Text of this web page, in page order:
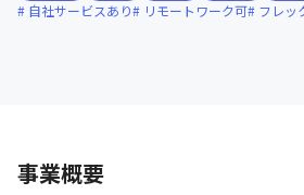
自社サービスあり
リモートワーク可 フレッ
事業概要